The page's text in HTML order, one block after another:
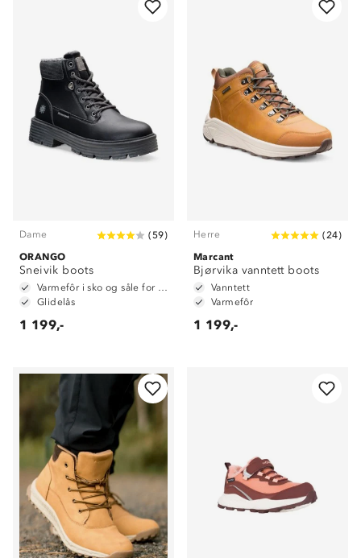
Dame (59)
ORANGO
Sneivik boots
Varmefôr i sko og såle for ekstra isolering
Glidelås
1 199,-
Herre (24)
Marcant
Bjørvika vanntett boots
Vanntett
Varmefôr
1 199,-